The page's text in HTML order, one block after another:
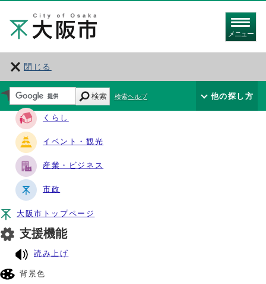
メニュー
閉じる
サイト・ナビ
くらし
イベント・観光
産業・ビジネス
市政
大阪市トップページ
支援機能
読み上げ
背景色
検索 検索ヘルプ 他の探し方